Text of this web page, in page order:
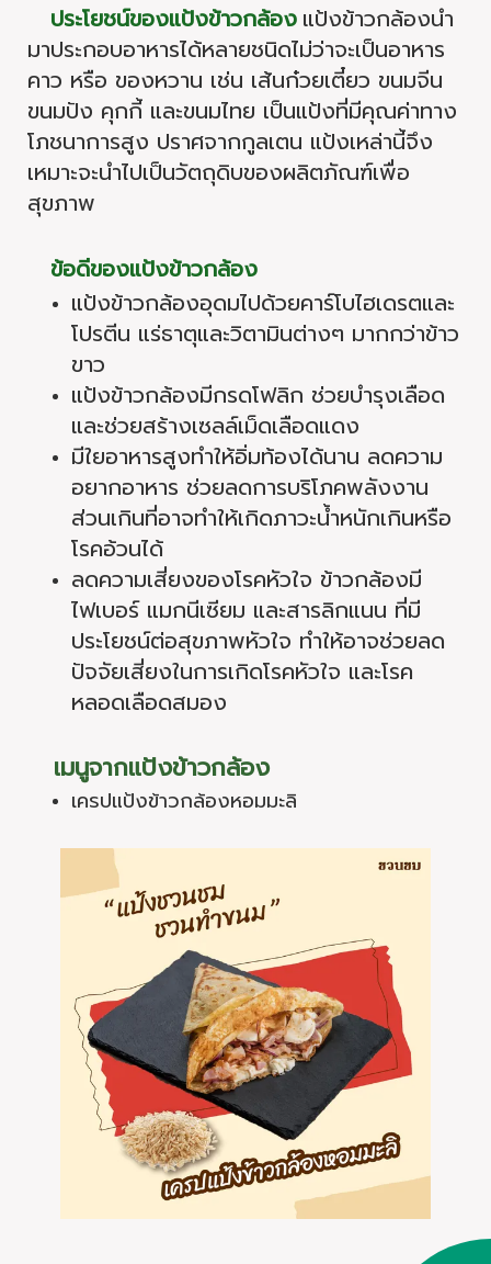
ประโยชน์ของแป้งข้าวกล้อง แป้งข้าวกล้องนำ
มาประกอบอาหารได้หลายชนิดไม่ว่าจะเป็นอาหาร
คาว หรือ ของหวาน เช่น เส้นก๋วยเตี๋ยว ขนมจีน
ขนมปัง คุกกี้ และขนมไทย เป็นแป้งที่มีคุณค่าทาง
โภชนาการสูง ปราศจากกูลเตน แป้งเหล่านี้จึง
เหมาะจะนำไปเป็นวัตถุดิบของผลิตภัณฑ์เพื่อ
สุขภาพ
ข้อดีของแป้งข้าวกล้อง
แป้งข้าวกล้องอุดมไปด้วยคาร์โบไฮเดรตและ
โปรตีน แร่ธาตุและวิตามินต่างๆ มากกว่าข้าว
ขาว
แป้งข้าวกล้องมีกรดโฟลิก ช่วยบำรุงเลือด
และช่วยสร้างเซลล์เม็ดเลือดแดง
มีใยอาหารสูงทำให้อิ่มท้องได้นาน ลดความ
อยากอาหาร ช่วยลดการบริโภคพลังงาน
ส่วนเกินที่อาจทำให้เกิดภาวะน้ำหนักเกินหรือ
โรคอ้วนได้
ลดความเสี่ยงของโรคหัวใจ ข้าวกล้องมี
ไฟเบอร์ แมกนีเซียม และสารลิกแนน ที่มี
ประโยชน์ต่อสุขภาพหัวใจ ทำให้อาจช่วยลด
ปัจจัยเสี่ยงในการเกิดโรคหัวใจ และโรค
หลอดเลือดสมอง
เมนูจากแป้งข้าวกล้อง
เครปแป้งข้าวกล้องหอมมะลิ